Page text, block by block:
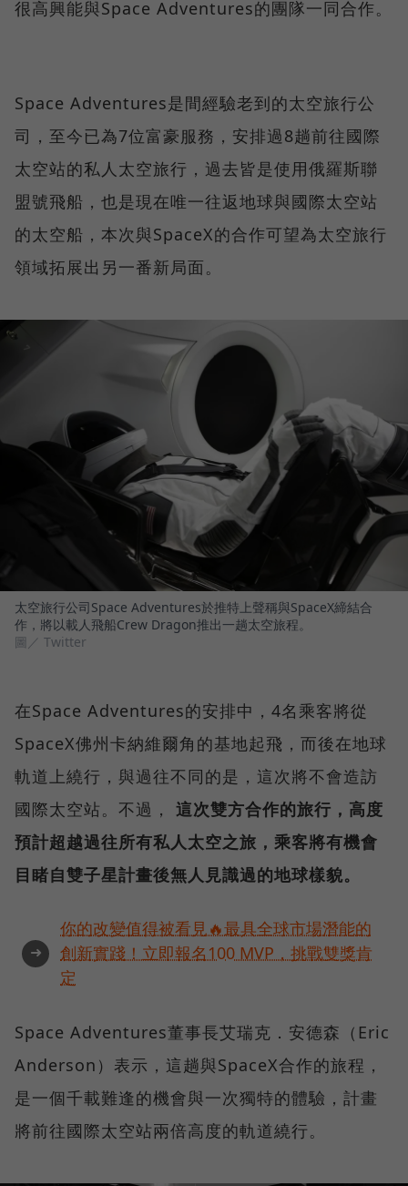
很高興能與Space Adventures的團隊一同合作。
Space Adventures是間經驗老到的太空旅行公
司，至今已為7位富豪服務，安排過8趟前往國際
太空站的私人太空旅行，過去皆是使用俄羅斯聯
盟號飛船，也是現在唯一往返地球與國際太空站
的太空船，本次與SpaceX的合作可望為太空旅行
領域拓展出另一番新局面。
太空旅行公司Space Adventures於推特上聲稱與SpaceX締結合
作，將以載人飛船Crew Dragon推出一趟太空旅程。
圖／ Twitter
在Space Adventures的安排中，4名乘客將從
SpaceX佛州卡納維爾角的基地起飛，而後在地球
軌道上繞行，與過往不同的是，這次將不會造訪
國際太空站。不過， 這次雙方合作的旅行，高度
預計超越過往所有私人太空之旅，乘客將有機會
目睹自雙子星計畫後無人見識過的地球樣貌。
➜
你的改變值得被看見🔥最具全球市場潛能的
創新實踐！立即報名100 MVP，挑戰雙獎肯
定
Space Adventures董事長艾瑞克．安德森（Eric
Anderson）表示，這趟與SpaceX合作的旅程，
是一個千載難逢的機會與一次獨特的體驗，計畫
將前往國際太空站兩倍高度的軌道繞行。